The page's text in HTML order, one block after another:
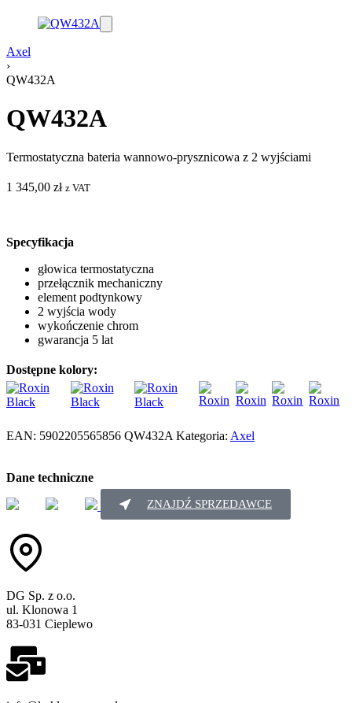
Axel
›
QW432A
QW432A
Termostatyczna bateria wannowo-prysznicowa z 2 wyjściami
1 345,00 zł z VAT
Specyfikacja
głowica termostatyczna
przełącznik mechaniczny
element podtynkowy
2 wyjścia wody
wykończenie chrom
gwarancja 5 lat
Dostępne kolory:
EAN: 5902205565856 QW432A Kategoria: Axel
Dane techniczne
ZNAJDŹ SPRZEDAWCE
DG Sp. z o.o.
ul. Klonowa 1
83-031 Cieplewo